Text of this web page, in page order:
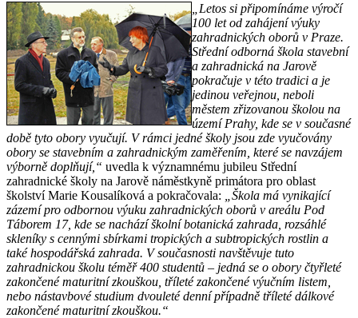
„Letos si připomínáme výročí
100 let od zahájení výuky
zahradnických oborů v Praze.
Střední odborná škola stavební
a zahradnická na Jarově
pokračuje v této tradici a je
jedinou veřejnou, neboli
městem zřizovanou školou na
území Prahy, kde se v současné
době tyto obory vyučují. V rámci jedné školy jsou zde vyučovány
obory se stavebním a zahradnickým zaměřením, které se navzájem
výborně doplňují,“ uvedla k významnému jubileu Střední
zahradnické školy na Jarově náměstkyně primátora pro oblast
školství Marie Kousalíková a pokračovala: „Škola má vynikající
zázemí pro odbornou výuku zahradnických oborů v areálu Pod
Táborem 17, kde se nachází školní botanická zahrada, rozsáhlé
skleníky s cennými sbírkami tropických a subtropických rostlin a
také hospodářská zahrada. V současnosti navštěvuje tuto
zahradnickou školu téměř 400 studentů – jedná se o obory čtyřleté
zakončené maturitní zkouškou, tříleté zakončené výučním listem,
nebo nástavbové studium dvouleté denní případně tříleté dálkové
zakončené maturitní zkouškou.“